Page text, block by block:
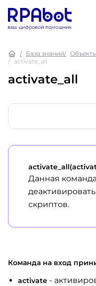
База знаний
activate_all
activate_all
Данная
скриптов.
Команда на вход
activate -